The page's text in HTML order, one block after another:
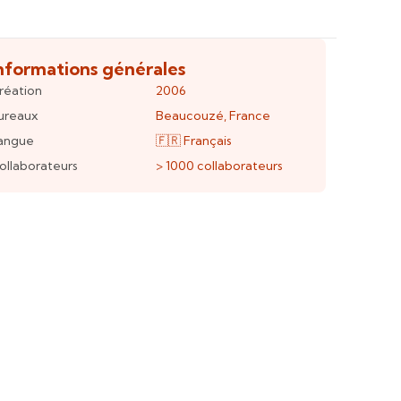
générales
2006
Beaucouzé,France
🇫🇷Français
> 1000 collaborateurs